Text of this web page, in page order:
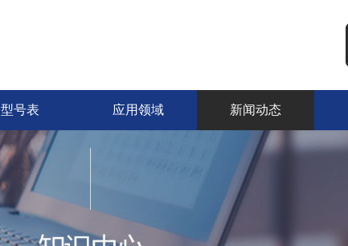
型号表 应用领域 新闻动态